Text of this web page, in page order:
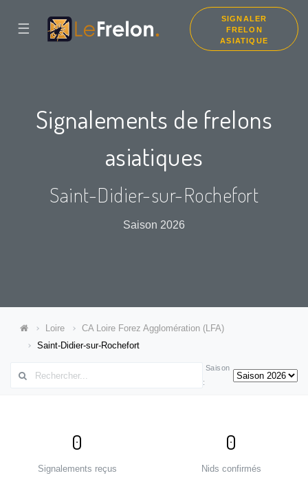
☰
SIGNALER
FRELON
ASIATIQUE
Signalements de frelons
asiatiques
Saint-Didier-sur-Rochefort
Saison 2026
Loire
CA Loire Forez Agglomération (LFA)
Saint-Didier-sur-Rochefort
Saison
:
0
Signalements reçus
0
Nids confirmés